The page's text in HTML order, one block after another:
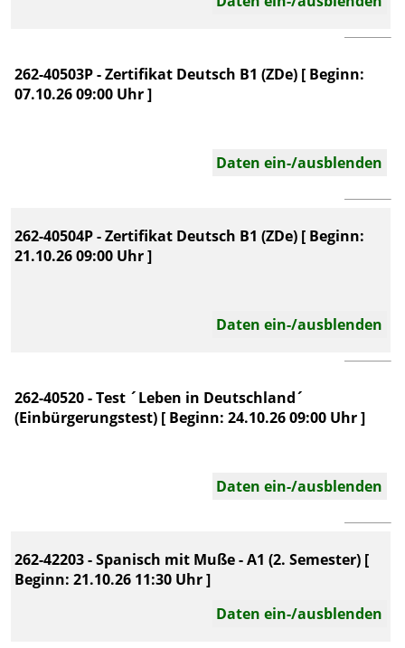
262-40503P - Zertifikat Deutsch B1 (ZDe) [ Beginn:
07.10.26 09:00 Uhr ]
Daten ein-/ausblenden
262-40504P - Zertifikat Deutsch B1 (ZDe) [ Beginn:
21.10.26 09:00 Uhr ]
Daten ein-/ausblenden
262-40520 - Test ´Leben in Deutschland´
(Einbürgerungstest) [ Beginn: 24.10.26 09:00 Uhr ]
Daten ein-/ausblenden
262-42203 - Spanisch mit Muße - A1 (2. Semester) [
Beginn: 21.10.26 11:30 Uhr ]
Daten ein-/ausblenden